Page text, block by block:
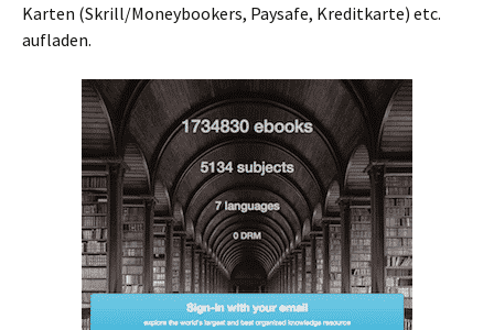
Karten (Skrill/Moneybookers, Paysafe, Kreditkarte) etc.
aufladen.